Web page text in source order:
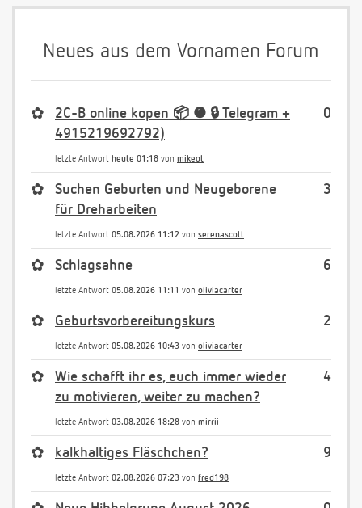
Neues aus dem Vornamen Forum
0
✿
2C-B online kopen 📦 ❶ 🔒 Telegram +
4915219692792)
letzte Antwort heute 01:18 von mikeot
3
✿
Suchen Geburten und Neugeborene
für Dreharbeiten
letzte Antwort 05.08.2026 11:12 von serenascott
6
✿ Schlagsahne
letzte Antwort 05.08.2026 11:11 von oliviacarter
2
✿ Geburtsvorbereitungskurs
letzte Antwort 05.08.2026 10:43 von oliviacarter
4
✿
Wie schafft ihr es, euch immer wieder
zu motivieren, weiter zu machen?
letzte Antwort 03.08.2026 18:28 von mirrii
9
✿ kalkhaltiges Fläschchen?
letzte Antwort 02.08.2026 07:23 von fred198